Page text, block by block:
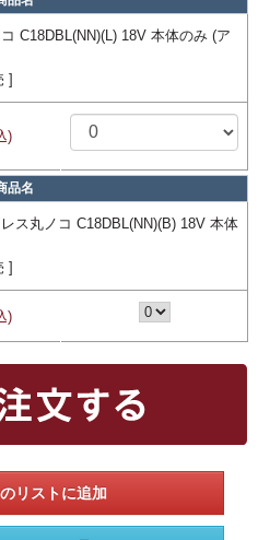
C18DBL(NN)(L) 18V 本体のみ (ア
]
)
品名
ス丸ノコ C18DBL(NN)(B) 18V 本体
]
)